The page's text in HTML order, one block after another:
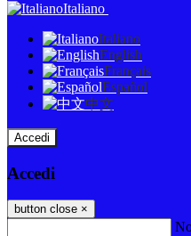
Italiano
Italiano
English
Français
Español
中文
Accedi
Accedi
button close ×